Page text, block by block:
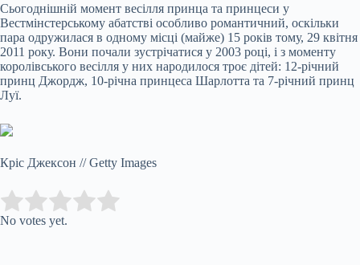
Сьогоднішній момент весілля принца та принцеси у
Вестмінстерському абатстві особливо романтичний, оскільки
пара одружилася в одному місці (майже) 15 років тому, 29 квітня
2011 року. Вони почали зустрічатися у 2003 році, і з моменту
королівського весілля у них народилося троє дітей: 12-річний
принц Джордж, 10-річна принцеса Шарлотта та 7-річний принц
Луї.
Кріс Джексон // Getty Images
Rate this item:
No votes yet.